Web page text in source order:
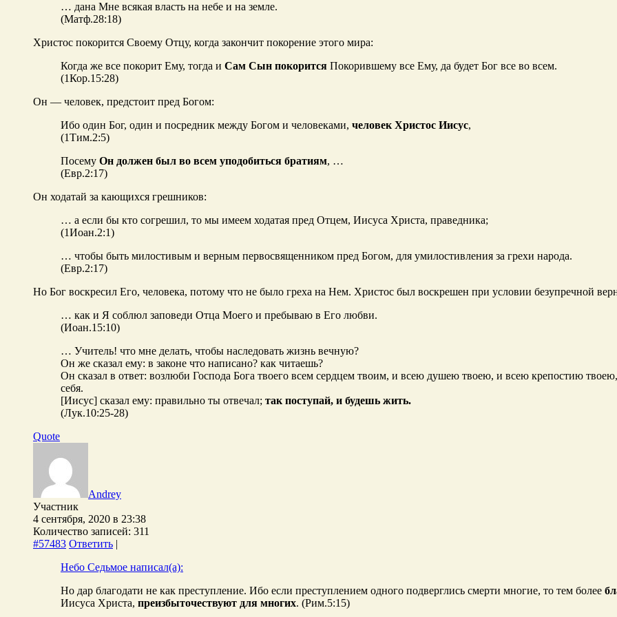
… дана Мне всякая власть на небе и на земле.
(Матф.28:18)
Христос покорится Своему Отцу, когда закончит покорение этого мира:
Когда же все покорит Ему, тогда и Сам Сын покорится Покорившему все Ему, да будет Бог все во всем.
(1Кор.15:28)
Он — человек, предстоит пред Богом:
Ибо один Бог, один и посредник между Богом и человеками, человек Христос Иисус,
(1Тим.2:5)
Посему Он должен был во всем уподобиться братиям, …
(Евр.2:17)
Он ходатай за кающихся грешников:
… а если бы кто согрешил, то мы имеем ходатая пред Отцем, Иисуса Христа, праведника;
(1Иоан.2:1)
… чтобы быть милостивым и верным первосвященником пред Богом, для умилостивления за грехи народа.
(Евр.2:17)
Но Бог воскресил Его, человека, потому что не было греха на Нем. Христос был воскрешен при условии безупречной
… как и Я соблюл заповеди Отца Моего и пребываю в Его любви.
(Иоан.15:10)
… Учитель! что мне делать, чтобы наследовать жизнь вечную?
Он же сказал ему: в законе что написано? как читаешь?
Он сказал в ответ: возлюби Господа Бога твоего всем сердцем твоим, и всею душею твоею, и всею крепостию
себя.
[Иисус] сказал ему: правильно ты отвечал; так поступай, и будешь жить.
(Лук.10:25-28)
Quote
Andrey
Участник
4 сентября, 2020 в 23:38
Количество записей: 311
#57483 Ответить |
Небо Седьмое написал(а):
Но дар благодати не как преступление. Ибо если преступлением одного подверглись смерти многие, то тем более
Иисуса Христа, преизбыточествуют для многих. (Рим.5:15)